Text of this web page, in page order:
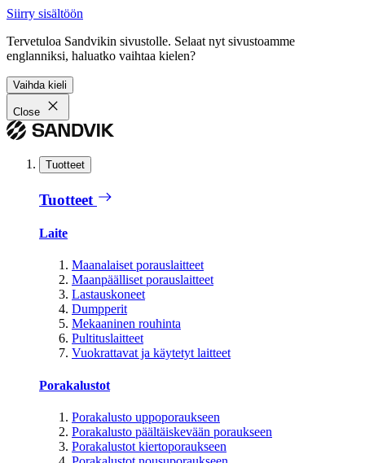
Siirry sisältöön
Tervetuloa Sandvikin sivustolle. Selaat nyt sivustoamme
englanniksi, haluatko vaihtaa kielen?
Vaihda kieli
Close
Tuotteet
Tuotteet
Laite
Maanalaiset porauslaitteet
Maanpäälliset porauslaitteet
Lastauskoneet
Dumpperit
Mekaaninen rouhinta
Pultituslaitteet
Vuokrattavat ja käytetyt laitteet
Porakalustot
Porakalusto uppoporaukseen
Porakalusto päältäiskevään poraukseen
Porakalustot kiertoporaukseen